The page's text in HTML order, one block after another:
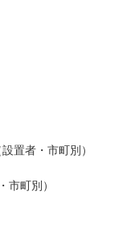
者・市町別）
町別）